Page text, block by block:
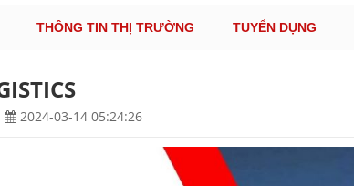
THÔNG TIN THỊ TRƯỜNG TUYỂN DỤNG
2024-03-14 05:24:26